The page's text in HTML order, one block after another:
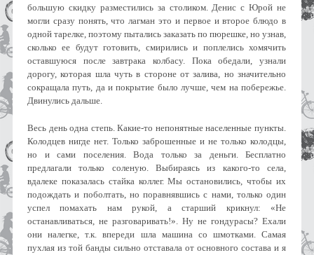
большую скидку разместились за столиком. Денис с Юрой не
могли сразу понять, что лагман это и первое и второе блюдо в
одной тарелке, поэтому пытались заказать по пюрешке, но узнав,
сколько ее будут готовить, смирились и поплелись хомячить
оставшуюся после завтрака колбасу. Пока обедали, узнали
дорогу, которая шла чуть в стороне от залива, но значительно
сокращала путь, да и покрытие было лучше, чем на побережье.
Двинулись дальше.
Весь день одна степь. Какие-то непонятные населенные пункты.
Колодцев нигде нет. Только заброшенные и не только колодцы,
но и сами поселения. Вода только за деньги. Бесплатно
предлагали только соленую. Выбираясь из какого-то села,
вдалеке показалась стайка коллег. Мы остановились, чтобы их
подождать и поболтать, но поравнявшись с нами, только один
успел помахать нам рукой, а старший крикнул: «Не
останавливаться, не разговаривать!». Ну не гондурасы? Ехали
они налегке, т.к. впереди шла машина со шмотками. Самая
пухлая из той банды сильно отставала от основного состава и я